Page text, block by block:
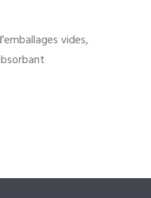
vides,